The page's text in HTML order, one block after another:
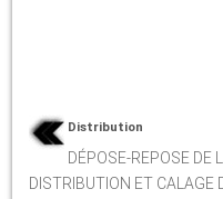
Distribution
DÉPOSE-REPOSE DE
DISTRIBUTION ET